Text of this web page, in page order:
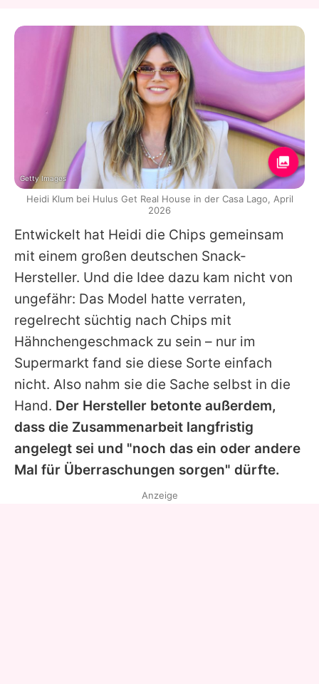
Entwickelt hat Heidi die Chips gemeinsam
mit einem großen deutschen Snack-
Hersteller. Und die Idee dazu kam nicht von
ungefähr: Das Model hatte verraten,
regelrecht süchtig nach Chips mit
Hähnchengeschmack zu sein – nur im
Supermarkt fand sie diese Sorte einfach
nicht. Also nahm sie die Sache selbst in die
Hand. Der Hersteller betonte außerdem,
dass die Zusammenarbeit langfristig
angelegt sei und "noch das ein oder andere
Mal für Überraschungen sorgen" dürfte.
Getty Images
Heidi Klum bei Hulus Get Real House in der Casa Lago, April
2026
Anzeige